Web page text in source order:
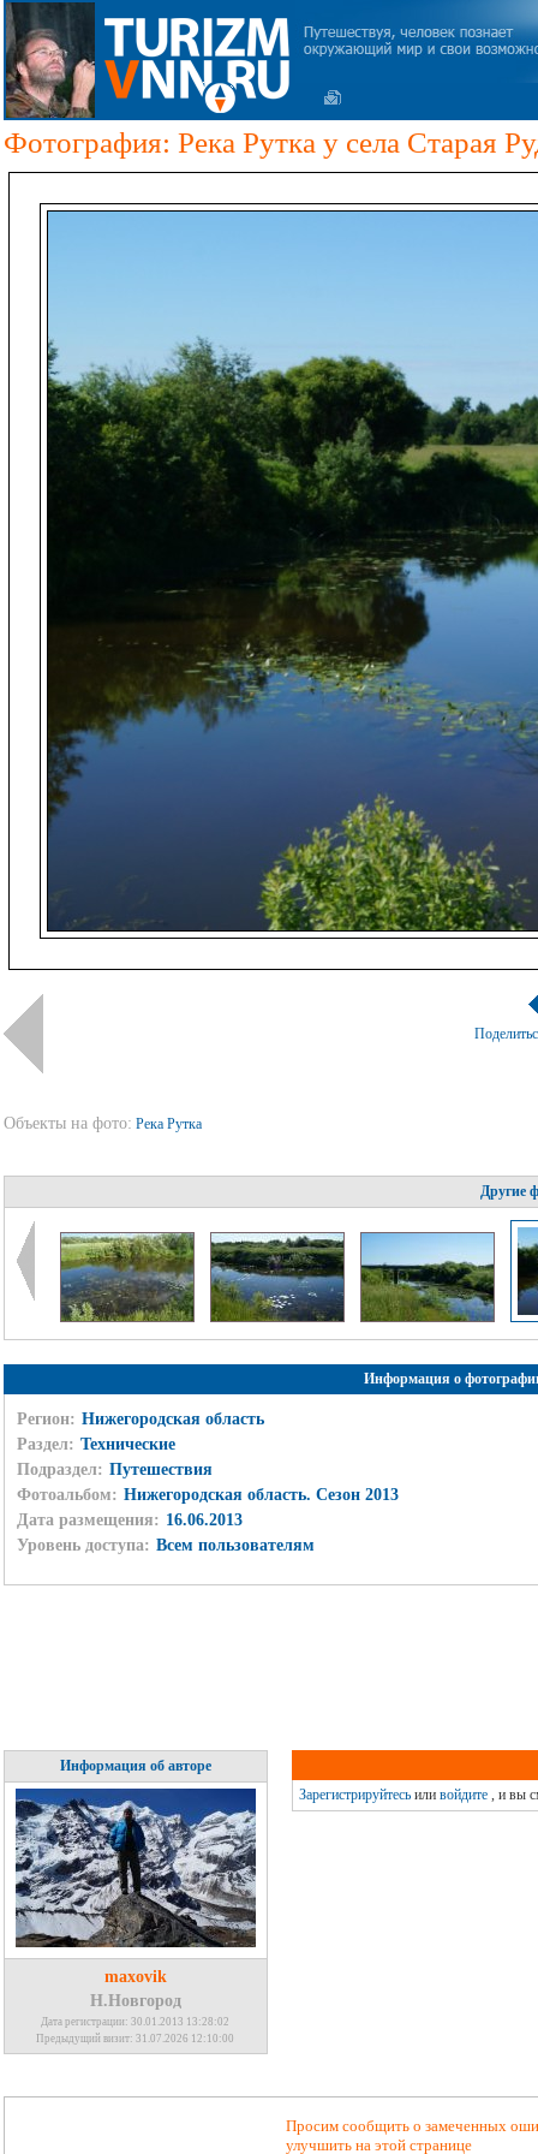
Фотография: Река Рутка у села Старая
Объекты на фото: Река Рутка
Другие
Информация о
Регион: Нижегородская область
Раздел: Технические
Подраздел: Путешествия
Фотоальбом: Нижегородская область. Сезон 2013
Дата размещения: 16.06.2013
Уровень доступа: Всем пользователям
Информация об авторе
maxovik
Н.Новгород
Дата регистрации: 30.01.2013 13:28:02
Предыдущий визит: 31.07.2026 12:10:00
Зарегистрируйтесьили войдите, и вы
Просим сообщить о замеченных
улучшить на этой странице